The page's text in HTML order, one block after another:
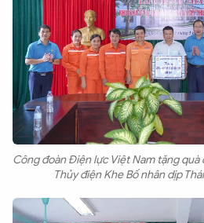
Công đoàn Điện lực Việt Nam tặng
Thủy điện Khe Bố nhân dịp